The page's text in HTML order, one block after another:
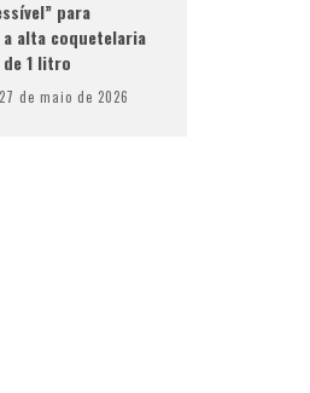
para
alta coquetelaria
1 litro
27 de maio de 2026